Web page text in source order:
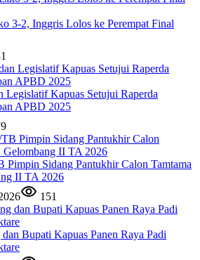
3-2, Inggris Lolos ke Perempat Final
Legislatif Kapuas Setujui Raperda
APBD 2025
Sidang Pantukhir Calon Tamtama
II TA 2026
151
Bupati Kapuas Panen Raya Padi